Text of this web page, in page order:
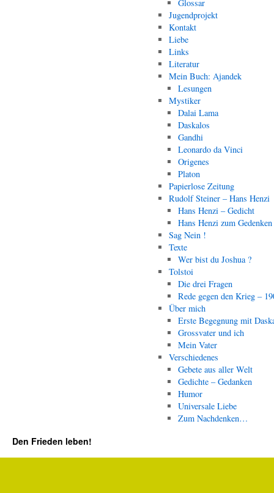
Glossar
Jugendprojekt
Kontakt
Liebe
Links
Literatur
Mein Buch: Ajandek
Lesungen
Mystiker
Dalai Lama
Daskalos
Gandhi
Leonardo da Vinci
Origenes
Platon
Papierlose Zeitung
Rudolf Steiner – Hans Henzi
Hans Henzi – Gedicht
Hans Henzi zum Gedenken
Sag Nein !
Texte
Wer bist du Joshua ?
Tolstoi
Die drei Fragen
Rede gegen den Krieg –
Über mich
Erste Begegnung mit
Grossvater und ich
Mein Vater
Verschiedenes
Gebete aus aller Welt
Gedichte – Gedanken
Humor
Universale Liebe
Zum Nachdenken…
Den Frieden leben!